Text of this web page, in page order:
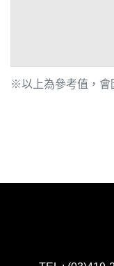
※以上為參考值，會